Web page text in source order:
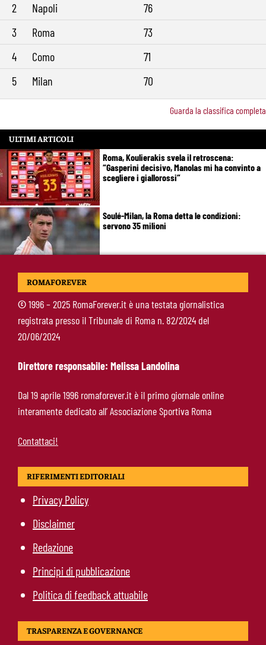
2
Napoli
76
3
Roma
73
4
Como
71
5
Milan 70
Guarda la classifica completa
ULTIMI ARTICOLI
Roma, Koulierakis svela il retroscena:
“Gasperini decisivo, Manolas mi ha convinto a
scegliere i giallorossi”
Soulé-Milan, la Roma detta le condizioni:
servono 35 milioni
Koulierakis-Roma, impatto immediato: gol e
Calciomercato Roma, scout a Praga per
Fofana: il prezzo fissato dal Lione
ROMAFOREVER
©1996 – 2025 RomaForever.it è una testata giornalistica
registrata presso il Tribunale di Roma n. 82/2024 del
20/06/2024
Direttore responsabile: Melissa Landolina
Dal 19 aprile 1996 romaforever.it è il primo giornale online
interamente dedicato all’ Associazione Sportiva Roma
Contattaci!
RIFERIMENTI EDITORIALI
Privacy Policy
Disclaimer
Redazione
Principi di pubblicazione
Politica di feedback attuabile
TRASPARENZA E GOVERNANCE